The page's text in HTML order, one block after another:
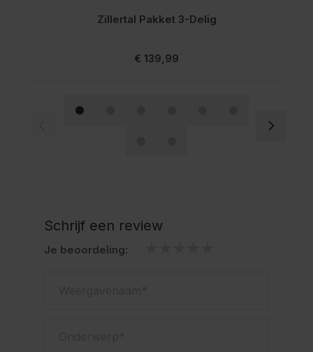
Oktoberfestwinkel.nl jouw specialist in lederhosen.
Zillertal Pakket 3-Delig
Vanaf
€ 139,99
Schrijf een review
Je beoordeling: